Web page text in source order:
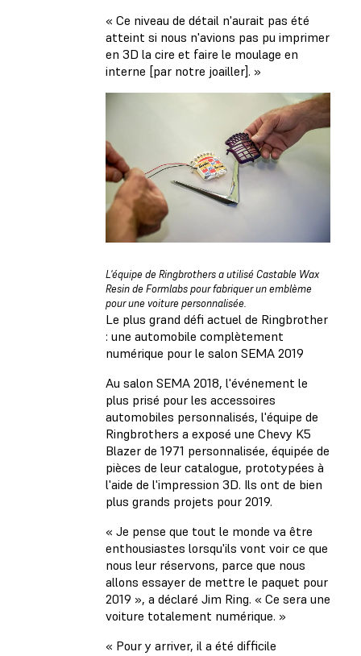
« Ce niveau de détail n'aurait pas été
atteint si nous n'avions pas pu imprimer
en 3D la cire et faire le moulage en
interne [par notre joailler]. »
L'équipe de Ringbrothers a utilisé Castable Wax
Resin de Formlabs pour fabriquer un emblème
pour une voiture personnalisée.
Le plus grand défi actuel de Ringbrother
: une automobile complètement
numérique pour le salon SEMA 2019
Au salon SEMA 2018, l'événement le
plus prisé pour les accessoires
automobiles personnalisés, l'équipe de
Ringbrothers a exposé une Chevy K5
Blazer de 1971 personnalisée, équipée de
pièces de leur catalogue, prototypées à
l'aide de l'impression 3D. Ils ont de bien
plus grands projets pour 2019.
« Je pense que tout le monde va être
enthousiastes lorsqu'ils vont voir ce que
nous leur réservons, parce que nous
allons essayer de mettre le paquet pour
2019 », a déclaré Jim Ring. « Ce sera une
voiture totalement numérique. »
« Pour y arriver, il a été difficile